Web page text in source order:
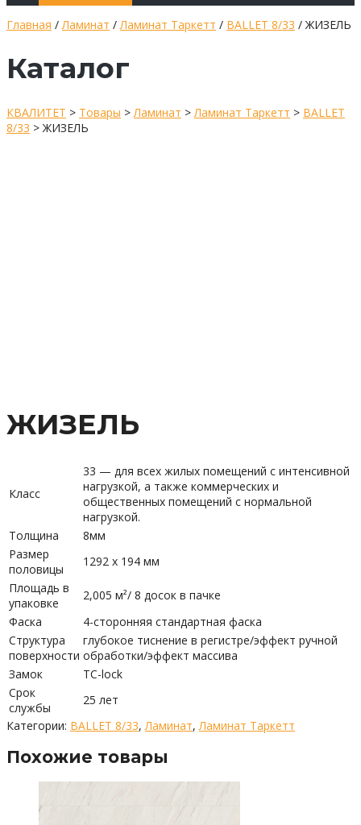
Главная /Ламинат /Ламинат Таркетт / BALLET 8/33 / ЖИЗЕЛЬ
Каталог
КВАЛИТЕТ > Товары >Ламинат >Ламинат Таркетт > BALLET
8/33 >ЖИЗЕЛЬ
ЖИЗЕЛЬ
Класс
33 — для всех жилых помещений с интенсивной
нагрузкой, а также коммерческих и
общественных помещений с нормальной
нагрузкой.
Толщина
8мм
Размер
половицы
1292 х 194 мм
Площадь в
упаковке
2,005 м²/ 8 досок в пачке
Фаска
4-сторонняя стандартная фаска
Структура
поверхности
глубокое тиснение в регистре/эффект ручной
обработки/эффект массива
Замок
TC-lock
Срок
службы
25 лет
Категории: BALLET 8/33, Ламинат, Ламинат Таркетт
Похожие товары